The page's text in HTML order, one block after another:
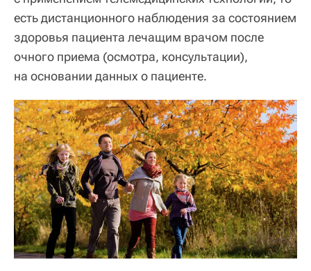
есть дистанционного наблюдения за состоянием
здоровья пациента лечащим врачом после
очного приема (осмотра, консультации),
на основании данных о пациенте.